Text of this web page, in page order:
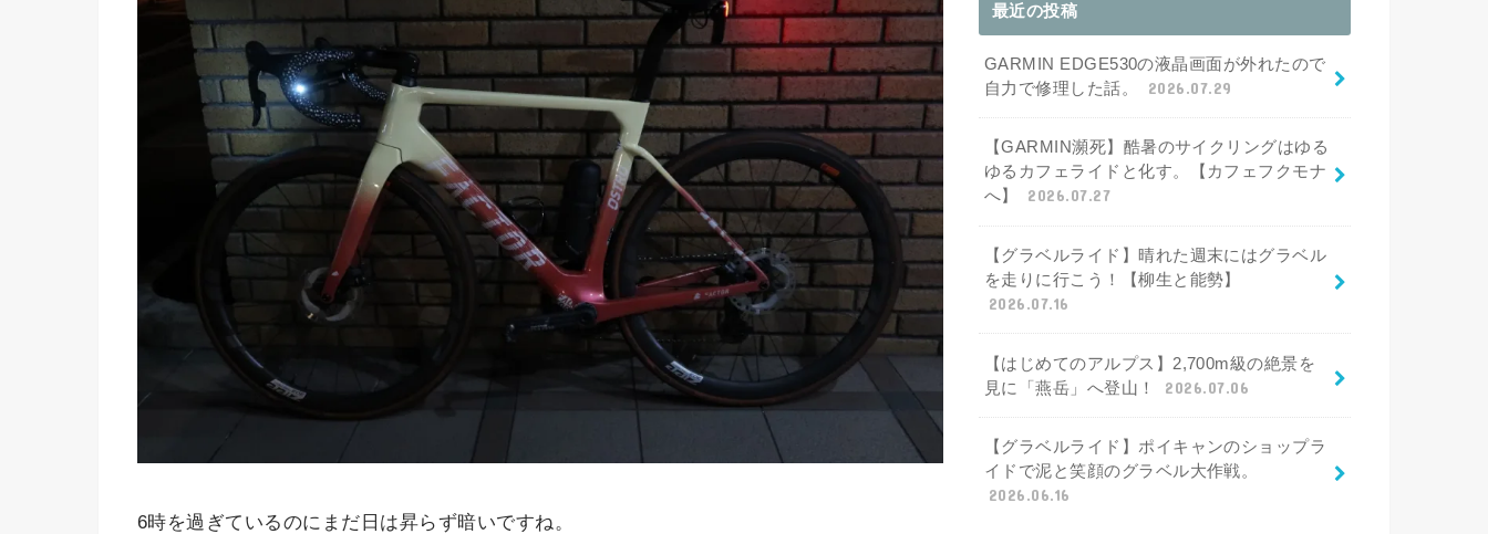
6時を過ぎているのにまだ日は昇らず暗いですね。
最近の投稿
GARMIN EDGE530の液晶画面が外れたので
自力で修理した話。
2026.07.29
【GARMIN瀕死】酷暑のサイクリングはゆる
ゆるカフェライドと化す。【カフェフクモナ
へ】
2026.07.27
【グラベルライド】晴れた週末にはグラベル
を走りに行こう！【柳生と能勢】
2026.07.16
【はじめてのアルプス】2,700m級の絶景を
見に「燕岳」へ登山！
2026.07.06
【グラベルライド】ポイキャンのショップラ
イドで泥と笑顔のグラベル大作戦。
2026.06.16